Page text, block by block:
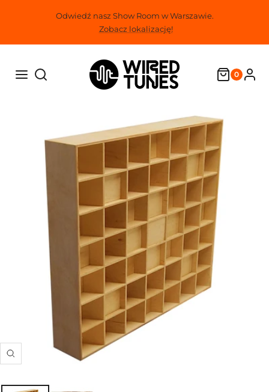
Odwiedź nasz Show Room w Warszawie.
Zobacz lokalizację!
0
Powiększ